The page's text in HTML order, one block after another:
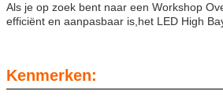
Als je op zoek bent naar een Workshop
efficiënt en aanpasbaar is,het LED High
Kenmerken: